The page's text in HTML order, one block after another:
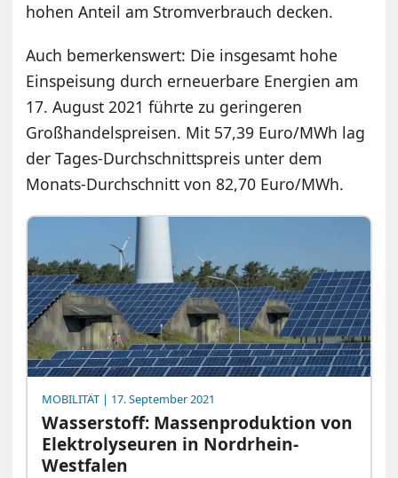
hohen Anteil am Stromverbrauch decken.
Auch bemerkenswert: Die insgesamt hohe
Einspeisung durch erneuerbare Energien am
17. August 2021 führte zu geringeren
Großhandelspreisen. Mit 57,39 Euro/MWh lag
der Tages-Durchschnittspreis unter dem
Monats-Durchschnitt von 82,70 Euro/MWh.
MOBILITÄT | 17. September 2021
Wasserstoff: Massenproduktion von
Elektrolyseuren in Nordrhein-
Westfalen